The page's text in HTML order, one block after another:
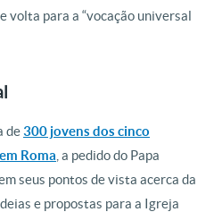
volta para a “vocação universal
de300 jovens dos cinco
Roma , a pedido do Papa
seus pontos de vista acerca da
e propostas para a Igreja